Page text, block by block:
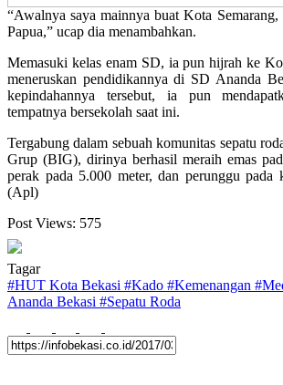
“Awalnya saya mainnya buat Kota
Papua,” ucap dia menambahkan.
Memasuki kelas enam SD, ia pun hijrah ke
meneruskan pendidikannya di SD Ananda
kepindahannya tersebut, ia pun
tempatnya bersekolah saat ini.
Tergabung dalam sebuah komunitas sepatu
Grup (BIG), dirinya berhasil meraih emas
perak pada 5.000 meter, dan perunggu pada
(Apl)
Post Views: 575
Tagar
#HUT Kota Bekasi #Kado #Kemenangan #
Ananda Bekasi #Sepatu Roda